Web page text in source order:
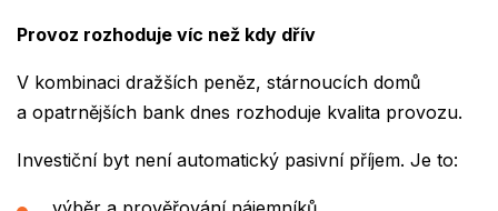
Provoz rozhoduje víc než kdy dřív
V kombinaci dražších peněz, stárnoucích domů
a opatrnějších bank dnes rozhoduje kvalita provozu.
Investiční byt není automatický pasivní příjem. Je to: